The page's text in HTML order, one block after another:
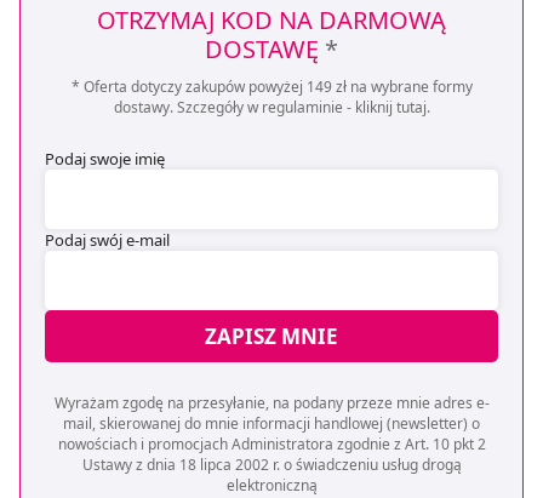
OTRZYMAJ KOD NA DARMOWĄ
DOSTAWĘ *
* Oferta dotyczy zakupów powyżej 149 zł na wybrane formy
dostawy. Szczegóły w regulaminie - kliknij tutaj.
Podaj swoje imię
Podaj swój e-mail
ZAPISZ MNIE
Wyrażam zgodę na przesyłanie, na podany przeze mnie adres e-
mail, skierowanej do mnie informacji handlowej (newsletter) o
nowościach i promocjach Administratora zgodnie z Art. 10 pkt 2
Ustawy z dnia 18 lipca 2002 r. o świadczeniu usług drogą
elektroniczną